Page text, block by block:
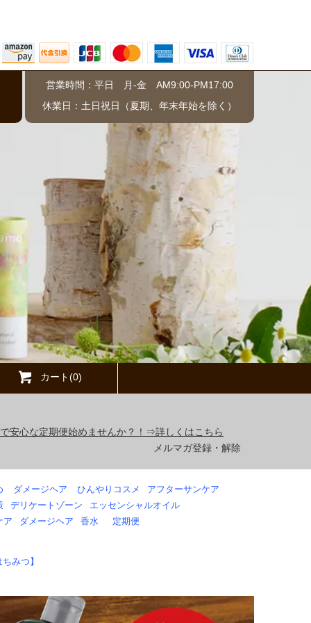
営業時間：平日 月-金 AM9:00-PM17:00
休業日：土日祝日（夏期、年末年始を除く）
カート(0)
安心な定期便始めませんか？！⇒詳しくはこちら
メルマガ登録・解除
ダメージヘア ひんやりコスメ
アフターサンケア
デリケートゾーン
エッセンシャルオイル
ア
ダメージヘア 香水 定期便
みつ】